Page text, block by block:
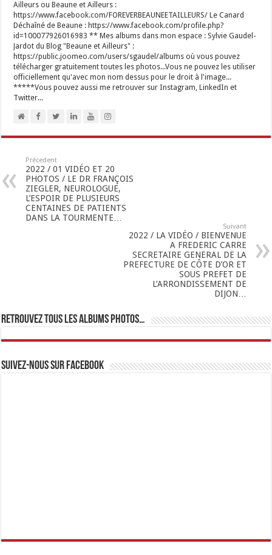
Ailleurs ou Beaune et Ailleurs :
https://www.facebook.com/FOREVERBEAUNEETAILLEURS/ Le Canard
Déchaîné de Beaune : https://www.facebook.com/profile.php?
id=100077926016983 ** Mes albums dans mon espace : Sylvie Gaudel-
Jardot du Blog "Beaune et Ailleurs" :
https://public.joomeo.com/users/sgaudel/albums où vous pouvez
télécharger gratuitement toutes les photos...Vous ne pouvez les utiliser
officiellement qu'avec mon nom dessus pour le droit à l'image...
*****Vous pouvez aussi me retrouver sur Instagram, LinkedIn et
Twitter...
Précedent
2022 / 01 VIDÉO ET 20
PHOTOS / LE DR FRANÇOIS
ZIEGLER, NEUROLOGUE,
L’ESPOIR DE PLUSIEURS
CENTAINES DE PATIENTS
DANS LA TOURMENTE…
Suivant
2022 / LA VIDÉO / BIENVENUE
A FREDERIC CARRE
SECRETAIRE GENERAL DE LA
PREFECTURE DE CÔTE D’OR ET
SOUS PREFET DE
L’ARRONDISSEMENT DE
DIJON…
Retrouvez tous les albums photos…
Suivez-nous sur Facebook